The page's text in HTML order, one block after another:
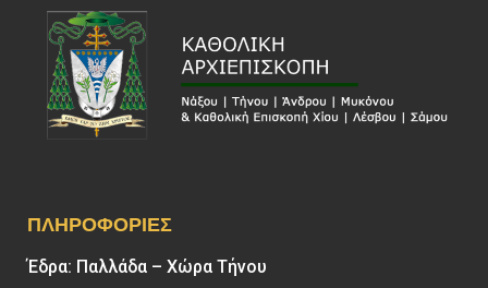
ΠΛΗΡΟΦΟΡΊΕΣ
Έδρα: Παλλάδα – Χώρα Τήνου